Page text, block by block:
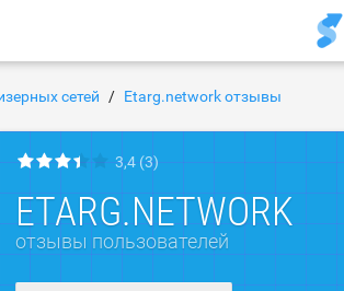
сетей Etarg.network отзывы
3,4(3)
ETARG.NETWORK
отзывы пользователей